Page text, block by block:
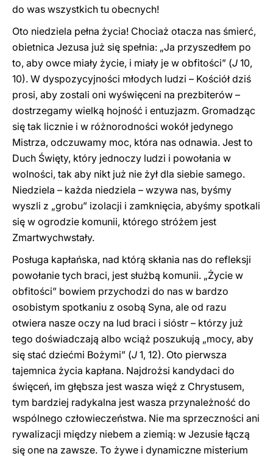
do was wszystkich tu obecnych!
Oto niedziela pełna życia! Chociaż otacza nas śmierć,
obietnica Jezusa już się spełnia: „Ja przyszedłem po
to, aby owce miały życie, i miały je w obfitości” (J 10,
10). W dyspozycyjności młodych ludzi – Kościół dziś
prosi, aby zostali oni wyświęceni na prezbiterów –
dostrzegamy wielką hojność i entuzjazm. Gromadząc
się tak licznie i w różnorodności wokół jedynego
Mistrza, odczuwamy moc, która nas odnawia. Jest to
Duch Święty, który jednoczy ludzi i powołania w
wolności, tak aby nikt już nie żył dla siebie samego.
Niedziela – każda niedziela – wzywa nas, byśmy
wyszli z „grobu” izolacji i zamknięcia, abyśmy spotkali
się w ogrodzie komunii, którego stróżem jest
Zmartwychwstały.
Posługa kapłańska, nad którą skłania nas do refleksji
powołanie tych braci, jest służbą komunii. „Życie w
obfitości” bowiem przychodzi do nas w bardzo
osobistym spotkaniu z osobą Syna, ale od razu
otwiera nasze oczy na lud braci i sióstr – którzy już
tego doświadczają albo wciąż poszukują „mocy, aby
się stać dziećmi Bożymi” (J 1, 12). Oto pierwsza
tajemnica życia kapłana. Najdrożsi kandydaci do
święceń, im głębsza jest wasza więź z Chrystusem,
tym bardziej radykalna jest wasza przynależność do
wspólnego człowieczeństwa. Nie ma sprzeczności ani
rywalizacji między niebem a ziemią: w Jezusie łączą
się one na zawsze. To żywe i dynamiczne misterium